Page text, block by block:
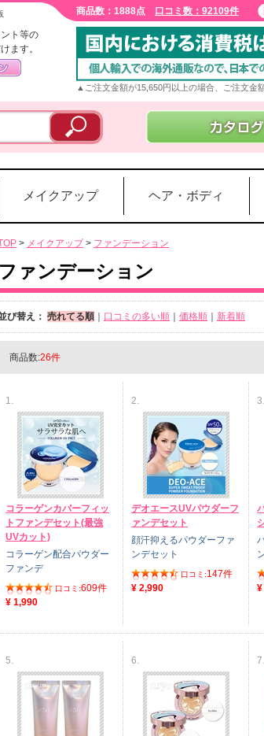
商品数：1888点 口コミ数：92109件
ト等の
ます。
▲ご注文金額が15,650円以上の場合、ご注文金
メイクアップ ヘア・ボディ
> メイクアップ> ファンデーション
ファンデーション
び替え： 売れてる順 口コミの多い順 価格順 新着順
商品数:26件
1.
コラーゲンカバーフィッ
トファンデセット(最強
UVカット)
コラーゲン配合パウダー
ファンデ
口コミ:609件
¥ 1,990
2.
デオエースUVパウダーフ
ァンデセット
顔汗抑えるパウダーファ
ンデセット
口コミ:147件
¥ 2,990
3.
¥
5. 6. 7.